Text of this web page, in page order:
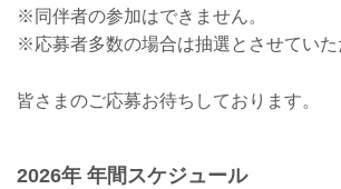
※同伴者の参加はできません。
※応募者多数の場合は抽選とさせていた
皆さまのご応募お待ちしております。
2026年 年間スケジュール